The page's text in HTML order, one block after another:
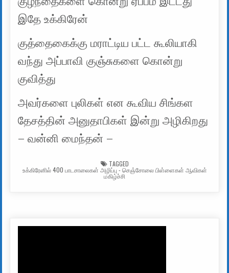
இதே உக்கிரேன்
குத்தைகைக்கு மராட்டிய பட்ட கூலியாகி
வந்து அப்பாவி குஞ்சுகளை கொன்று
குவித்து
அவர்களை புலிகள் என கூவிய சிங்கள
தேசத்தின் அனுதாபிகள் இன்று அழிகிறது
– வன்னி மைந்தன் –
TAGGED
உக்கிரேனில் 400 பாடசாலைகள் அழிப்பு - செஞ்சோலை பிள்ளைகள் ஆவிகள்
மகிழ்ச்சி